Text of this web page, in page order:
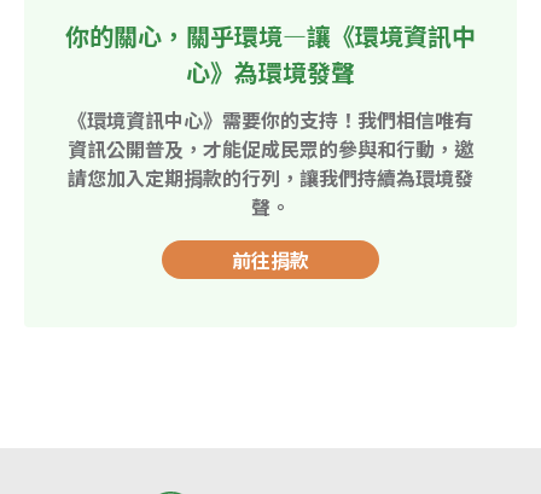
你的關心，關乎環境—讓《環境資訊中
心》為環境發聲
《環境資訊中心》需要你的支持！我們相信唯有
資訊公開普及，才能促成民眾的參與和行動，邀
請您加入定期捐款的行列，讓我們持續為環境發
聲。
前往捐款